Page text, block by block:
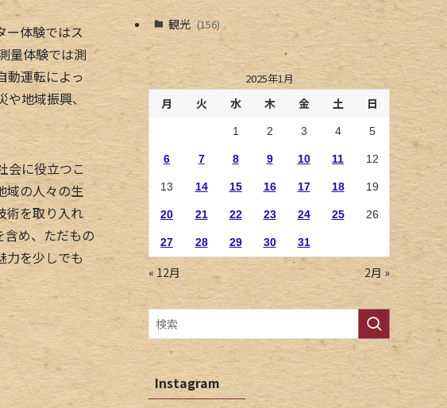
ー体験ではス
量体験では測
動運転によっ
や地域振興、
会に役立つこ
域の人々の生
術を取り入れ
含め、ただもの
力を少しでも
観光 (156)
2025年1月
月 火 水 木 金 土 日
1 2 3 4 5
6 7 8 9 10 11 12
13 14 15 16 17 18 19
20 21 22 23 24 25 26
27 28 29 30 31
« 12月 2月 »
Instagram